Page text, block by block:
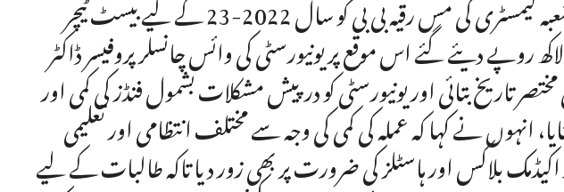
ایوارڈ سے نوازاگیا اور بطور انعام 2لاکھ روپے دیئے گئے اس موقع پر یونیورسٹی کی وائس چانسلر پروفیسر ڈاکٹر
تاریخ بتائی اور یونیورسٹی کو درپیش مشکلات بشمول فنڈز کی کمی اور
انہوں نے کہا کہ عملہ کی کمی کی وجہ سے مختلف انتظامی اور تعلیمی
بلاکس اور ہاسٹلز کی ضرورت پر بھی زور دیا تاکہ طالبات کے لیے